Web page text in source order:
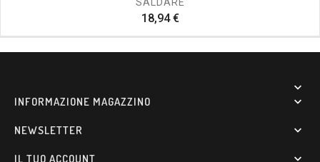
18,94 €Prezzo

INFORMAZIONE MAGAZZINO 
NEWSLETTER 
IL TUO ACCOUNT 